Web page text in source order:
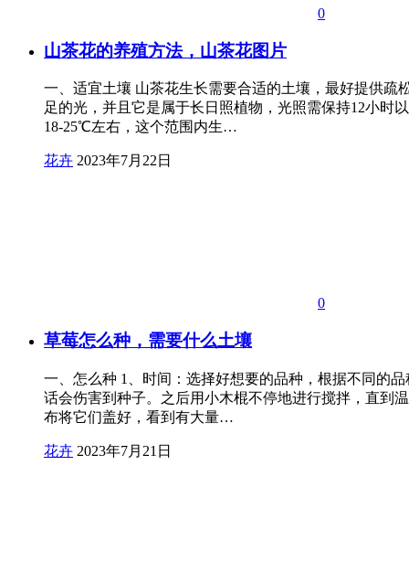
0
山茶花的养殖方法，山茶花图片
一、适宜土壤 山茶花生长需要合适的土壤，最好提供疏
足的光，并且它是属于长日照植物，光照需保持12小时
18-25℃左右，这个范围内生…
花卉 2023年7月22日
0
草莓怎么种，需要什么土壤
一、怎么种 1、时间：选择好想要的品种，根据不同的
话会伤害到种子。之后用小木棍不停地进行搅拌，直到
布将它们盖好，看到有大量…
花卉 2023年7月21日